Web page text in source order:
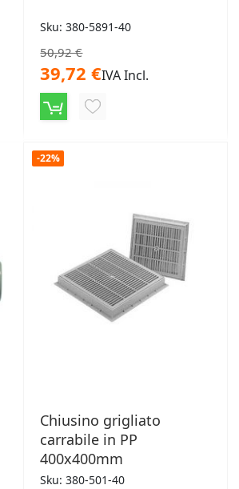
Sku: 380-5891-40
50,92 €
39,72 €IVA Incl.
AGGIUNGI
-22%
Chiusino grigliato
carrabile in PP
400x400mm
Sku: 380-501-40